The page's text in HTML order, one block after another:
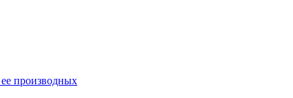
производных